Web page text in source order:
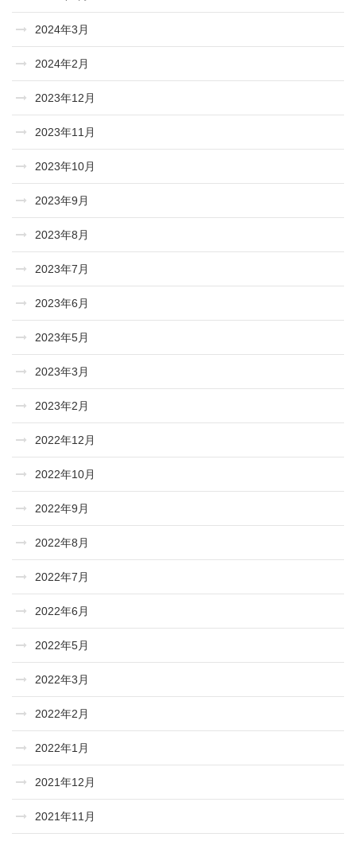
2024年3月
2024年2月
2023年12月
2023年11月
2023年10月
2023年9月
2023年8月
2023年7月
2023年6月
2023年5月
2023年3月
2023年2月
2022年12月
2022年10月
2022年9月
2022年8月
2022年7月
2022年6月
2022年5月
2022年3月
2022年2月
2022年1月
2021年12月
2021年11月